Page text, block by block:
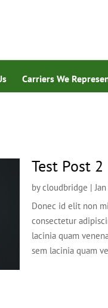
Carriers We
Test Post 2
bycloudbridge |
Donec id elit non
consectetur
lacinia quam
sem lacinia quam